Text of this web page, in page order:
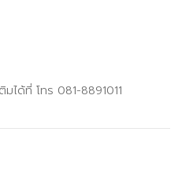
ได้ที่ โทร 081-8891011